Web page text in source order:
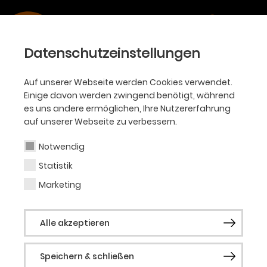
Datenschutzeinstellungen
Auf unserer Webseite werden Cookies verwendet.
Einige davon werden zwingend benötigt, während
es uns andere ermöglichen, Ihre Nutzererfahrung
auf unserer Webseite zu verbessern.
Notwendig
Statistik
Marketing
Alle akzeptieren
Speichern & schließen